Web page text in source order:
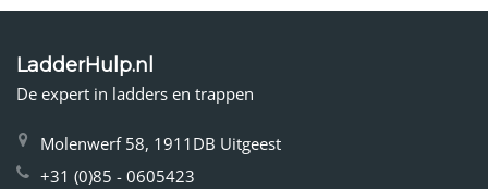
LadderHulp.nl
De expert in ladders en trappen
Molenwerf 58, 1911DB Uitgeest
+31 (0)85 - 0605423